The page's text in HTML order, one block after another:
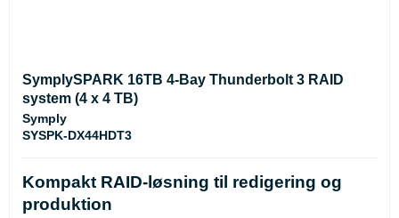
SymplySPARK 16TB 4-Bay Thunderbolt 3 RAID
system (4 x 4 TB)
Symply
SYSPK-DX44HDT3
Kompakt RAID-løsning til redigering og
produktion